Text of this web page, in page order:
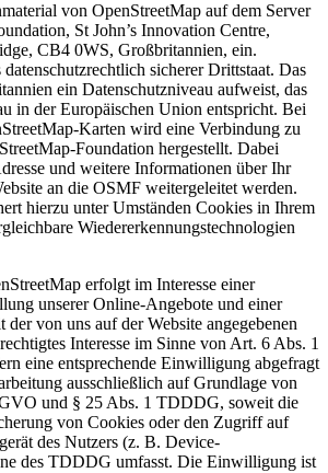
von OpenStreetMap auf dem Server
St John’s Innovation Centre,
CB4 0WS, Großbritannien, ein.
sicherer Drittstaat. Das
ein Datenschutzniveau aufweist, das
in der Europäischen Union entspricht. Bei
Karten wird eine Verbindung zu
Foundation hergestellt. Dabei
und weitere Informationen über Ihr
an die OSMF weitergeleitet werden.
hierzu unter Umständen Cookies in Ihrem
Wiedererkennungstechnologien
erfolgt im Interesse einer
unserer Online-Angebote und einer
von uns auf der Website angegebenen
Interesse im Sinne von Art. 6 Abs. 1
eine entsprechende Einwilligung abgefragt
ausschließlich auf Grundlage von
und § 25 Abs. 1 TDDDG, soweit die
von Cookies oder den Zugriff auf
des Nutzers (z. B. Device-
des TDDDG umfasst. Die Einwilligung ist